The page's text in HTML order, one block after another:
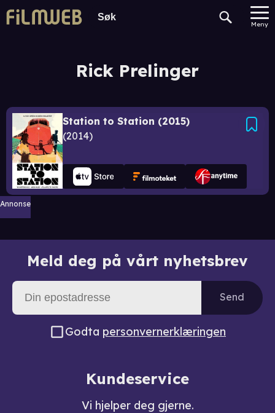
Meny
Rick Prelinger
Station to Station (2015)
2014
Annonse
Meld deg på vårt nyhetsbrev
Send
Godta personvernerklæringen
Kundeservice
Vi hjelper deg gjerne.